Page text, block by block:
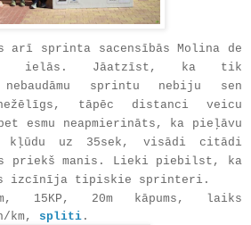
arī sprinta sacensībās Molina de
ielās. Jāatzīst, ka tik
sprintu nebiju sen
tāpēc distanci veicu
esmu neapmierināts, ka pieļāvu
kļūdu uz 35sek, visādi citādi
priekš manis. Lieki piebilst, ka
izcīnīja tipiskie sprinteri.
15KP, 20m kāpums, laiks
km, spliti .